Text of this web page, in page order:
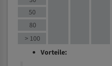
50
80
> 100
Vorteile: